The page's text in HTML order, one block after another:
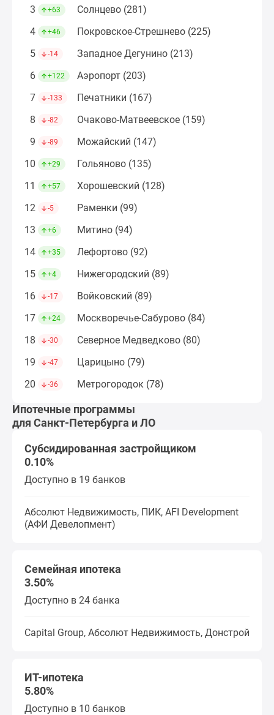
коттеджи
Коттеджные
Готовые
коттеджные
Строящиеся
коттеджные
Коттеджные
поселки
Коттеджные
водоема
поселки
Бизнес-
центры
Коттеджи
акции
3 +63
Солнцево (281)
4
+46
Покровское-Стрешнево (225)
5
-14
Западное Дегунино (213)
6
+122
Аэропорт (203)
7
-133
Печатники (167)
8
-82
Очаково-Матвеевское (159)
9
-89
Можайский (147)
10
+29
Гольяново (135)
11
+57
Хорошевский (128)
12
-5
Раменки (99)
13
+6
Митино (94)
14
+35
Лефортово (92)
15
+4
Нижегородский (89)
16
-17
Войковский (89)
17
+24
Москворечье-Сабурово (84)
18
-30
Северное Медведково (80)
19
-47
Царицыно (79)
20
-36 Метрогородок (78)
Ипотечные программы
для Санкт-Петербурга и ЛО
Субсидированная застройщиком
0.10%
Доступно в 19 банков
Абсолют Недвижимость, ПИК, AFI Development
(АФИ Девелопмент)
Семейная ипотека
3.50%
Доступно в 24 банка
Capital Group, Абсолют Недвижимость, Донстрой
ИТ-ипотека
5.80%
Доступно в 10 банков